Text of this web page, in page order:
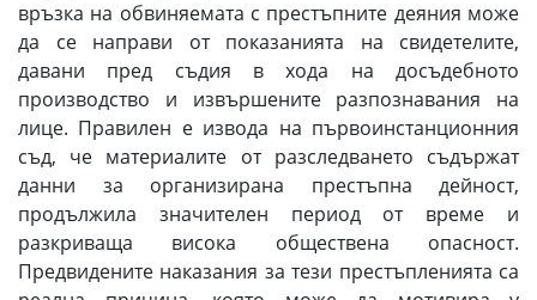
връзка на обвиняемата с престъпните деяния може
да се направи от показанията на свидетелите,
давани пред съдия в хода на досъдебното
производство и извършените разпознавания на
лице. Правилен е извода на първоинстанционния
съд, че материалите от разследването съдържат
данни за организирана престъпна дейност,
продължила значителен период от време и
разкриваща висока обществена опасност.
Предвидените наказания за тези престъпленията са